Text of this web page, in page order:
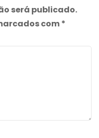
será publicado.
com*